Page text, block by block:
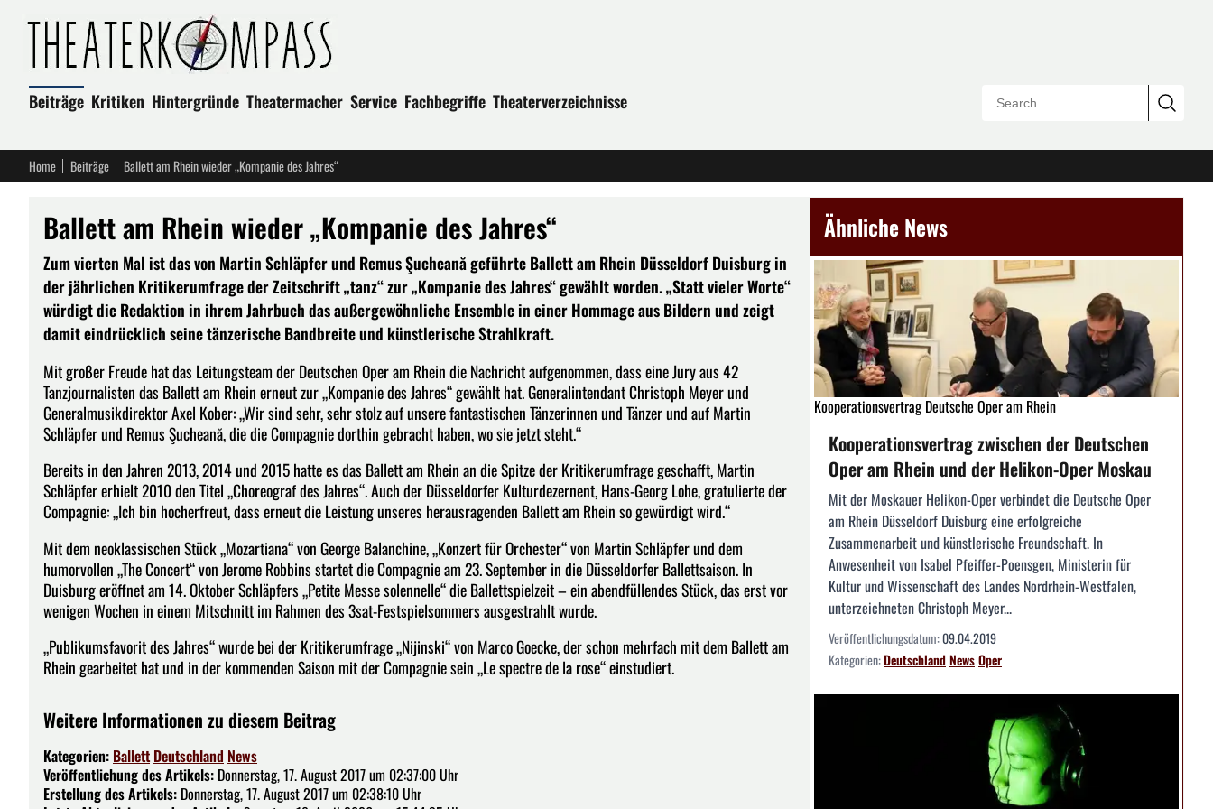
Beiträge Kritiken Hintergründe Theatermacher Service Fachbegriffe Theaterverzeichnisse
Home Beiträge Ballett am Rhein wieder „Kompanie des Jahres“
Ballett am Rhein wieder „Kompanie des Jahres“
Zum vierten Mal ist das von Martin Schläpfer und Remus Şucheană geführte Ballett am Rhein Düsseldorf Duisburg in
der jährlichen Kritikerumfrage der Zeitschrift „tanz“ zur „Kompanie des Jahres“ gewählt worden. „Statt vieler Worte“
würdigt die Redaktion in ihrem Jahrbuch das außergewöhnliche Ensemble in einer Hommage aus Bildern und zeigt
damit eindrücklich seine tänzerische Bandbreite und künstlerische Strahlkraft.
Mit großer Freude hat das Leitungsteam der Deutschen Oper am Rhein die Nachricht aufgenommen, dass eine Jury aus 42
Tanzjournalisten das Ballett am Rhein erneut zur „Kompanie des Jahres“ gewählt hat. Generalintendant Christoph Meyer und
Generalmusikdirektor Axel Kober: „Wir sind sehr, sehr stolz auf unsere fantastischen Tänzerinnen und Tänzer und auf Martin
Schläpfer und Remus Şucheană, die die Compagnie dorthin gebracht haben, wo sie jetzt steht.“
Bereits in den Jahren 2013, 2014 und 2015 hatte es das Ballett am Rhein an die Spitze der Kritikerumfrage geschafft, Martin
Schläpfer erhielt 2010 den Titel „Choreograf des Jahres“. Auch der Düsseldorfer Kulturdezernent, Hans-Georg Lohe, gratulierte der
Compagnie: „Ich bin hocherfreut, dass erneut die Leistung unseres herausragenden Ballett am Rhein so gewürdigt wird.“
Mit dem neoklassischen Stück „Mozartiana“ von George Balanchine, „Konzert für Orchester“ von Martin Schläpfer und dem
humorvollen „The Concert“ von Jerome Robbins startet die Compagnie am 23. September in die Düsseldorfer Ballettsaison. In
Duisburg eröffnet am 14. Oktober Schläpfers „Petite Messe solennelle“ die Ballettspielzeit – ein abendfüllendes Stück, das erst vor
wenigen Wochen in einem Mitschnitt im Rahmen des 3sat-Festspielsommers ausgestrahlt wurde.
„Publikumsfavorit des Jahres“ wurde bei der Kritikerumfrage „Nijinski“ von Marco Goecke, der schon mehrfach mit dem Ballett am
Rhein gearbeitet hat und in der kommenden Saison mit der Compagnie sein „Le spectre de la rose“ einstudiert.
Weitere Informationen zu diesem Beitrag
Kategorien: Ballett Deutschland News
Veröffentlichung des Artikels: Donnerstag, 17. August 2017 um 02:37:00 Uhr
Erstellung des Artikels: Donnerstag, 17. August 2017 um 02:38:10 Uhr
Ähnliche News
Kooperationsvertrag Deutsche Oper am Rhein
Kooperationsvertrag zwischen der Deutschen
Oper am Rhein und der Helikon-Oper Moskau
Mit der Moskauer Helikon-Oper verbindet die Deutsche Oper
am Rhein Düsseldorf Duisburg eine erfolg­reiche
Zusammenarbeit und künstlerische Freundschaft. In
Anwesenheit von Isabel Pfeiffer-Poensgen, Ministerin für
Kultur und Wissenschaft des Landes Nordrhein-Westfalen,
unterzeichneten Christoph Meyer...
Veröffentlichungsdatum:09.04.2019
Kategorien:DeutschlandNewsOper